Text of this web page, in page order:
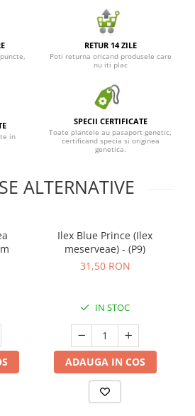
RETUR 14 ZILE
Poti returna oricand produsele care
nu iti plac
in
SPECII CERTIFICATE
Toate plantele au pasaport genetic,
certificand specia si originea
genetica.
ALTERNATIVE
Ilex Blue Prince (Ilex
meserveae) - (P9)
31,50 RON
IN STOC
ADAUGA IN COS